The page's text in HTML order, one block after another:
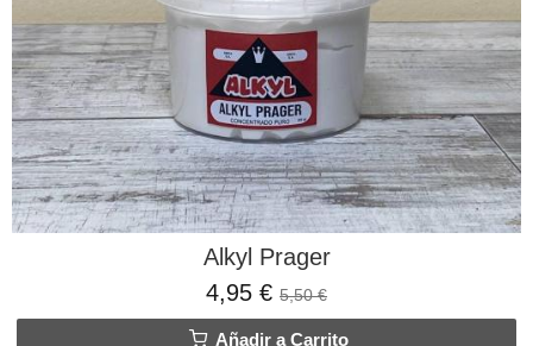
Alkyl Prager
4,95 € 5,50 €
Añadir a Carrito